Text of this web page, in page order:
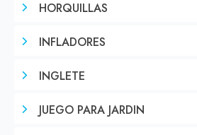
HORQUILLAS
INFLADORES
INGLETE
JUEGO PARA JARDIN